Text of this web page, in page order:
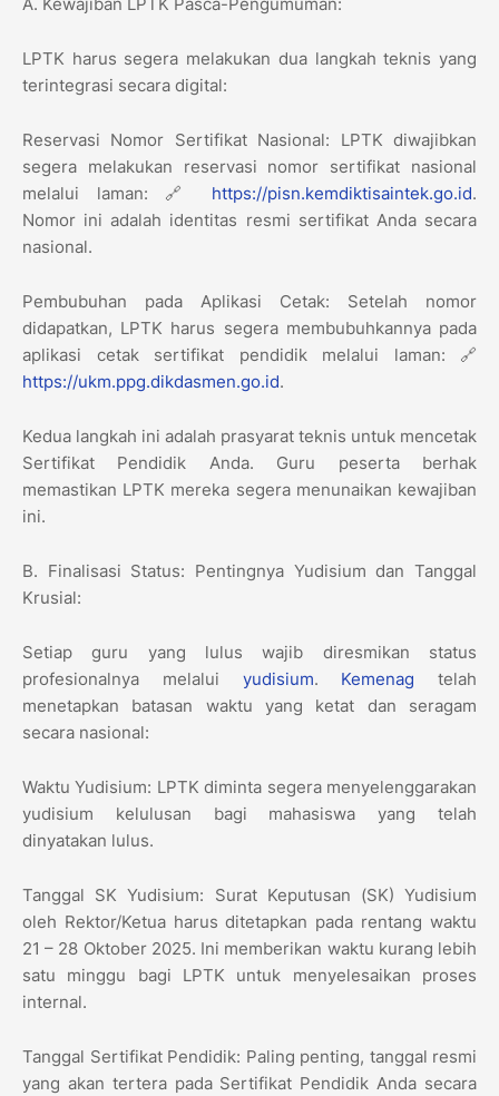
​LPTK harus segera melakukan dua langkah teknis yang
terintegrasi secara digital:
​Reservasi Nomor Sertifikat Nasional: LPTK diwajibkan
segera melakukan reservasi nomor sertifikat nasional
melalui laman: 🔗 https://pisn.kemdiktisaintek.go.id.
Nomor ini adalah identitas resmi sertifikat Anda secara
nasional.
​Pembubuhan pada Aplikasi Cetak: Setelah nomor
didapatkan, LPTK harus segera membubuhkannya pada
aplikasi cetak sertifikat pendidik melalui laman: 🔗
https://ukm.ppg.dikdasmen.go.id.
​Kedua langkah ini adalah prasyarat teknis untuk mencetak
Sertifikat Pendidik Anda. Guru peserta berhak
memastikan LPTK mereka segera menunaikan kewajiban
ini.
​B. Finalisasi Status: Pentingnya Yudisium dan Tanggal
Krusial:
​Setiap guru yang lulus wajib diresmikan status
profesionalnya melalui yudisium. Kemenag telah
menetapkan batasan waktu yang ketat dan seragam
secara nasional:
​Waktu Yudisium: LPTK diminta segera menyelenggarakan
yudisium kelulusan bagi mahasiswa yang telah
dinyatakan lulus.
​Tanggal SK Yudisium: Surat Keputusan (SK) Yudisium
oleh Rektor/Ketua harus ditetapkan pada rentang waktu
21 – 28 Oktober 2025. Ini memberikan waktu kurang lebih
satu minggu bagi LPTK untuk menyelesaikan proses
internal.
​Tanggal Sertifikat Pendidik: Paling penting, tanggal resmi
yang akan tertera pada Sertifikat Pendidik Anda secara